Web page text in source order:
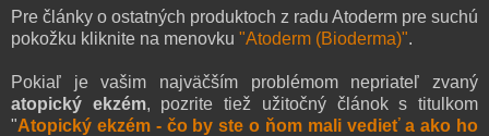
Pre články o ostatných produktoch z radu Atoderm pre suchú
pokožku kliknite na menovku "Atoderm (Bioderma)".
Pokiaľ je vašim najväčším problémom nepriateľ zvaný
atopický ekzém, pozrite tiež užitočný článok s titulkom
"Atopický ekzém - čo by ste o ňom mali vedieť a ako ho